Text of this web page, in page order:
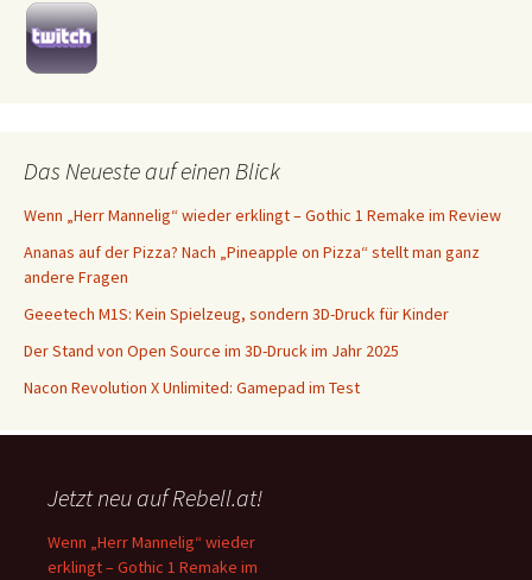
Das Neueste auf einen Blick
Wenn „Herr Mannelig“ wieder erklingt – Gothic 1 Remake im Review
Ananas auf der Pizza? Nach „Pineapple on Pizza“ stellt man ganz
andere Fragen
Geeetech M1S: Kein Spielzeug, sondern 3D-Druck für Kinder
Der Stand von Open Source im 3D-Druck im Jahr 2025
Nacon Revolution X Unlimited: Gamepad im Test
Jetzt neu auf Rebell.at!
Wenn „Herr Mannelig“ wieder
erklingt – Gothic 1 Remake im